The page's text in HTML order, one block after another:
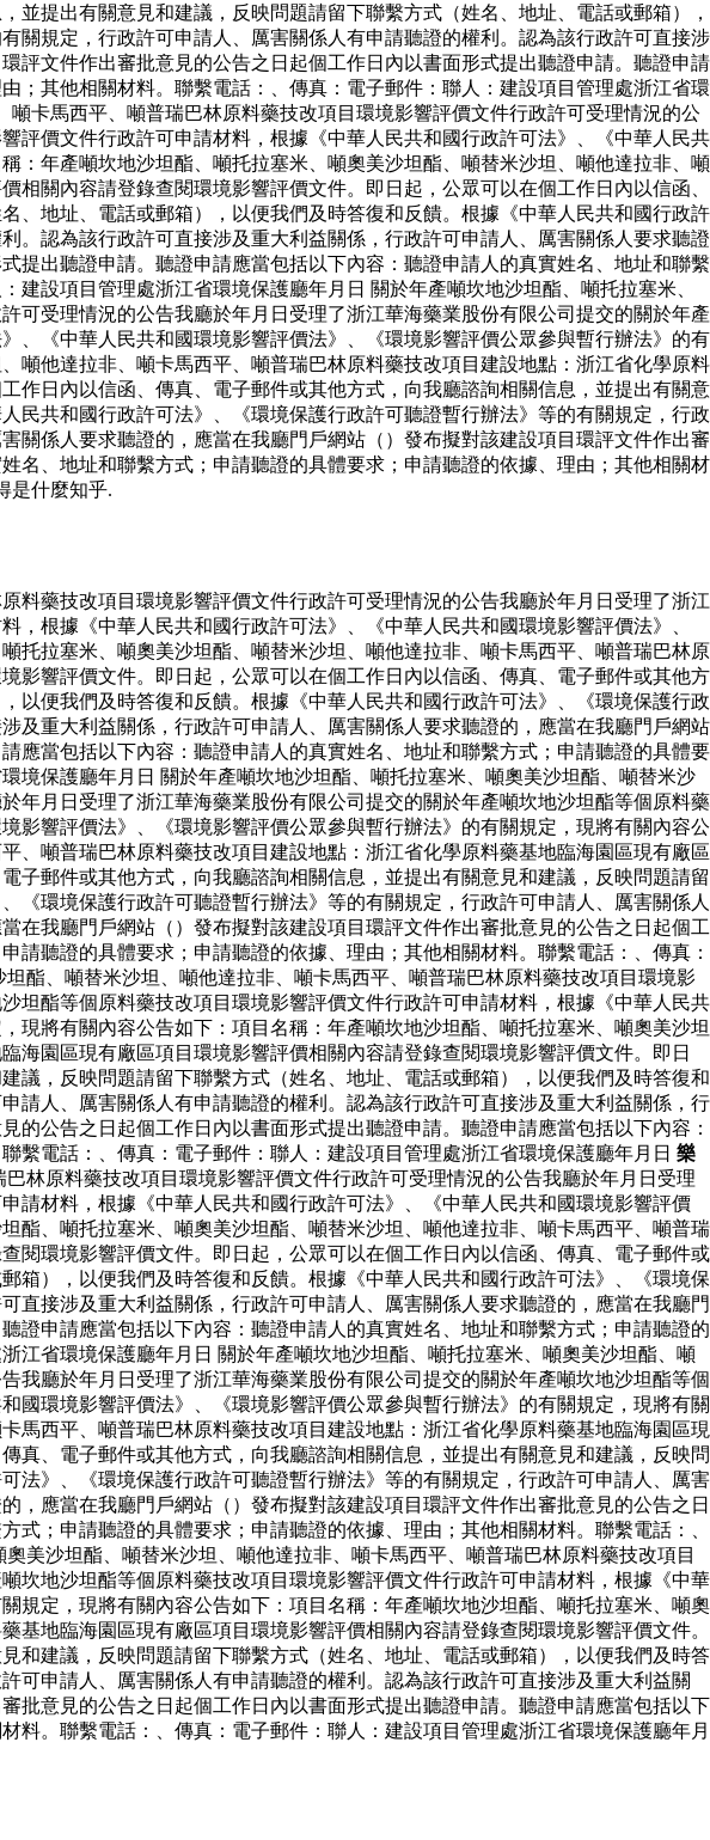
提出有關意見和建議，反映問題請留下聯繫方式（姓名、地址、電話或郵箱），
關規定，行政許可申請人、厲害關係人有申請聽證的權利。認為該行政許可直接涉
評文件作出審批意見的公告之日起個工作日內以書面形式提出聽證申請。聽證申請
；其他相關材料。聯繫電話：、傳真：電子郵件：聯人：建設項目管理處浙江省環
卡馬西平、噸普瑞巴林原料藥技改項目環境影響評價文件行政許可受理情況的公
評價文件行政許可申請材料，根據《中華人民共和國行政許可法》、《中華人民共
：年產噸坎地沙坦酯、噸托拉塞米、噸奧美沙坦酯、噸替米沙坦、噸他達拉非、噸
關內容請登錄查閱環境影響評價文件。即日起，公眾可以在個工作日內以信函、
、地址、電話或郵箱），以便我們及時答復和反饋。根據《中華人民共和國行政許
。認為該行政許可直接涉及重大利益關係，行政許可申請人、厲害關係人要求聽證
提出聽證申請。聽證申請應當包括以下內容：聽證申請人的真實姓名、地址和聯繫
設項目管理處浙江省環境保護廳年月日 關於年產噸坎地沙坦酯、噸托拉塞米、
可受理情況的公告我廳於年月日受理了浙江華海藥業股份有限公司提交的關於年產
、《中華人民共和國環境影響評價法》、《環境影響評價公眾參與暫行辦法》的有
噸他達拉非、噸卡馬西平、噸普瑞巴林原料藥技改項目建設地點：浙江省化學原料
作日內以信函、傳真、電子郵件或其他方式，向我廳諮詢相關信息，並提出有關意
民共和國行政許可法》、《環境保護行政許可聽證暫行辦法》等的有關規定，行政
關係人要求聽證的，應當在我廳門戶網站（）發布擬對該建設項目環評文件作出審
名、地址和聯繫方式；申請聽證的具體要求；申請聽證的依據、理由；其他相關材
是什麼知乎.
料藥技改項目環境影響評價文件行政許可受理情況的公告我廳於年月日受理了浙江
根據《中華人民共和國行政許可法》、《中華人民共和國環境影響評價法》、
托拉塞米、噸奧美沙坦酯、噸替米沙坦、噸他達拉非、噸卡馬西平、噸普瑞巴林原
影響評價文件。即日起，公眾可以在個工作日內以信函、傳真、電子郵件或其他方
以便我們及時答復和反饋。根據《中華人民共和國行政許可法》、《環境保護行政
及重大利益關係，行政許可申請人、厲害關係人要求聽證的，應當在我廳門戶網站
應當包括以下內容：聽證申請人的真實姓名、地址和聯繫方式；申請聽證的具體要
境保護廳年月日 關於年產噸坎地沙坦酯、噸托拉塞米、噸奧美沙坦酯、噸替米沙
年月日受理了浙江華海藥業股份有限公司提交的關於年產噸坎地沙坦酯等個原料藥
影響評價法》、《環境影響評價公眾參與暫行辦法》的有關規定，現將有關內容公
、噸普瑞巴林原料藥技改項目建設地點：浙江省化學原料藥基地臨海園區現有廠區
子郵件或其他方式，向我廳諮詢相關信息，並提出有關意見和建議，反映問題請留
環境保護行政許可聽證暫行辦法》等的有關規定，行政許可申請人、厲害關係人
在我廳門戶網站（）發布擬對該建設項目環評文件作出審批意見的公告之日起個工
聽證的具體要求；申請聽證的依據、理由；其他相關材料。聯繫電話：、傳真：
酯、噸替米沙坦、噸他達拉非、噸卡馬西平、噸普瑞巴林原料藥技改項目環境影
坦酯等個原料藥技改項目環境影響評價文件行政許可申請材料，根據《中華人民共
將有關內容公告如下：項目名稱：年產噸坎地沙坦酯、噸托拉塞米、噸奧美沙坦
園區現有廠區項目環境影響評價相關內容請登錄查閱環境影響評價文件。即日
議，反映問題請留下聯繫方式（姓名、地址、電話或郵箱），以便我們及時答復和
請人、厲害關係人有申請聽證的權利。認為該行政許可直接涉及重大利益關係，行
公告之日起個工作日內以書面形式提出聽證申請。聽證申請應當包括以下內容：
電話：、傳真：電子郵件：聯人：建設項目管理處浙江省環境保護廳年月日 樂
林原料藥技改項目環境影響評價文件行政許可受理情況的公告我廳於年月日受理
請材料，根據《中華人民共和國行政許可法》、《中華人民共和國環境影響評價
酯、噸托拉塞米、噸奧美沙坦酯、噸替米沙坦、噸他達拉非、噸卡馬西平、噸普瑞
閱環境影響評價文件。即日起，公眾可以在個工作日內以信函、傳真、電子郵件或
箱），以便我們及時答復和反饋。根據《中華人民共和國行政許可法》、《環境保
直接涉及重大利益關係，行政許可申請人、厲害關係人要求聽證的，應當在我廳門
證申請應當包括以下內容：聽證申請人的真實姓名、地址和聯繫方式；申請聽證的
江省環境保護廳年月日 關於年產噸坎地沙坦酯、噸托拉塞米、噸奧美沙坦酯、噸
我廳於年月日受理了浙江華海藥業股份有限公司提交的關於年產噸坎地沙坦酯等個
國環境影響評價法》、《環境影響評價公眾參與暫行辦法》的有關規定，現將有關
馬西平、噸普瑞巴林原料藥技改項目建設地點：浙江省化學原料藥基地臨海園區現
真、電子郵件或其他方式，向我廳諮詢相關信息，並提出有關意見和建議，反映問
法》、《環境保護行政許可聽證暫行辦法》等的有關規定，行政許可申請人、厲害
應當在我廳門戶網站（）發布擬對該建設項目環評文件作出審批意見的公告之日
；申請聽證的具體要求；申請聽證的依據、理由；其他相關材料。聯繫電話：、
美沙坦酯、噸替米沙坦、噸他達拉非、噸卡馬西平、噸普瑞巴林原料藥技改項目
坎地沙坦酯等個原料藥技改項目環境影響評價文件行政許可申請材料，根據《中華
規定，現將有關內容公告如下：項目名稱：年產噸坎地沙坦酯、噸托拉塞米、噸奧
地臨海園區現有廠區項目環境影響評價相關內容請登錄查閱環境影響評價文件。
和建議，反映問題請留下聯繫方式（姓名、地址、電話或郵箱），以便我們及時答
可申請人、厲害關係人有申請聽證的權利。認為該行政許可直接涉及重大利益關
批意見的公告之日起個工作日內以書面形式提出聽證申請。聽證申請應當包括以下
。聯繫電話：、傳真：電子郵件：聯人：建設項目管理處浙江省環境保護廳年月